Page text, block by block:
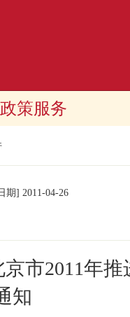
政策服务
期] 2011-04-26
市2011年
知